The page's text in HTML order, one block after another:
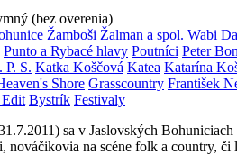
(bez overenia)
Žamboši Žalman a spol. Wabi
Punto a Rybacé hlavy Poutníci Peter
P. S. Katka Koščová Katea Katarína
Shore Grasscountry František
Bystrík Festivaly
sa v Jaslovských
nováčikovia na scéne folk a country,